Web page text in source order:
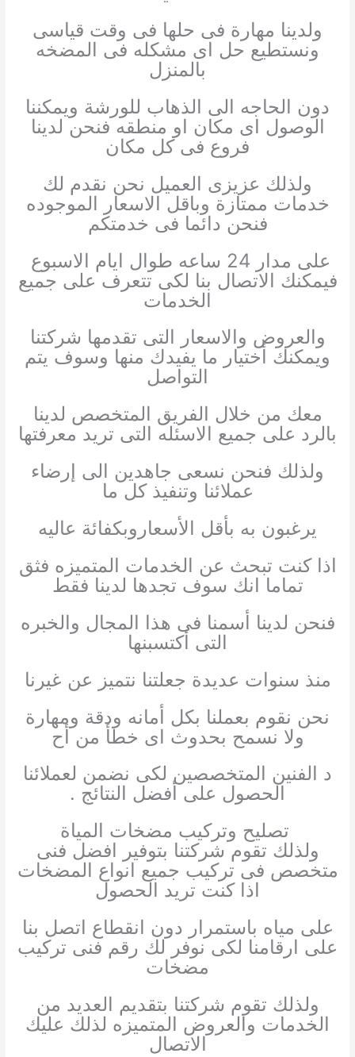
ولدينا مهارة فى حلها فى وقت قياسى
ونستطيع حل اى مشكله فى المضخه
بالمنزل
دون الحاجه الى الذهاب للورشة ويمكننا
الوصول اى مكان او منطقه فنحن لدينا
فروع فى كل مكان
ولذلك عزيزى العميل نحن نقدم لك
خدمات ممتازة وباقل الاسعار الموجوده
فنحن دائما فى خدمتكم
على مدار 24 ساعه طوال ايام الاسبوع
فيمكنك الاتصال بنا لكى تتعرف على جميع
الخدمات
والعروض والاسعار التى تقدمها شركتنا
ويمكنك أختيار ما يفيدك منها وسوف يتم
التواصل
معك من خلال الفريق المتخصص لدينا
بالرد على جميع الاسئله التى تريد معرفتها
ولذلك فنحن نسعى جاهدين الى إرضاء
عملائنا وتنفيذ كل ما
يرغبون به بأقل الأسعاروبكفائة عاليه
اذا كنت تبحث عن الخدمات المتميزه فثق
تماما انك سوف تجدها لدينا فقط
فنحن لدينا أسمنا فى هذا المجال والخبره
التى أكتسبنها
منذ سنوات عديدة جعلتنا نتميز عن غيرنا
نحن نقوم بعملنا بكل أمانه ودقة ومهارة
ولا نسمح بحدوث اى خطأ من أح
د الفنين المتخصصين لكى نضمن لعملائنا
الحصول على أفضل النتائج .
تصليح وتركيب مضخات المياة
ولذلك تقوم شركتنا بتوفير افضل فنى
متخصص فى تركيب جميع انواع المضخات
اذا كنت تريد الحصول
على مياه باستمرار دون انقطاع اتصل بنا
على ارقامنا لكى نوفر لك رقم فنى تركيب
مضخات
ولذلك تقوم شركتنا بتقديم العديد من
الخدمات والعروض المتميزه لذلك عليك
الاتصال